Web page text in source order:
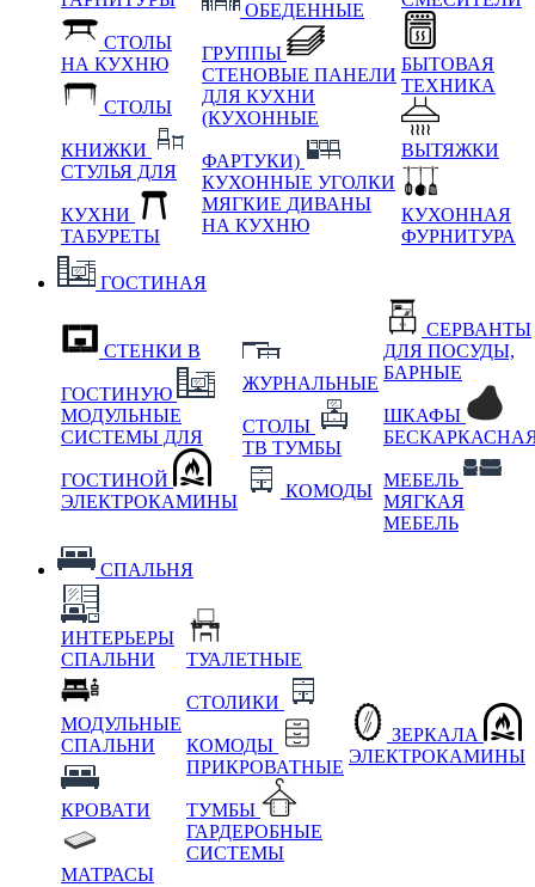
СТОЛЫ
НА КУХНЮ
СТОЛЫ
КНИЖКИ
СТУЛЬЯ ДЛЯ
КУХНИ
ТАБУРЕТЫ
ОБЕДЕННЫЕ
ГРУППЫ
СТЕНОВЫЕ ПАНЕЛИ
ДЛЯ КУХНИ
(КУХОННЫЕ
ФАРТУКИ)
КУХОННЫЕ УГОЛКИ
МЯГКИЕ ДИВАНЫ
НА КУХНЮ
БЫТОВАЯ
ТЕХНИКА
ВЫТЯЖКИ
КУХОННАЯ
ФУРНИТУРА
ГОСТИНАЯ
СТЕНКИ В
ГОСТИНУЮ
МОДУЛЬНЫЕ
СИСТЕМЫ ДЛЯ
ГОСТИНОЙ
ЭЛЕКТРОКАМИНЫ
ЖУРНАЛЬНЫЕ
СТОЛЫ
ТВ ТУМБЫ
КОМОДЫ
СЕРВАНТЫ
ДЛЯ ПОСУДЫ,
БАРНЫЕ
ШКАФЫ
МЕБЕЛЬ
МЯГКАЯ
МЕБЕЛЬ
СПАЛЬНЯ
ИНТЕРЬЕРЫ
СПАЛЬНИ
МОДУЛЬНЫЕ
СПАЛЬНИ
КРОВАТИ
МАТРАСЫ
ТУАЛЕТНЫЕ
СТОЛИКИ
КОМОДЫ
ПРИКРОВАТНЫЕ
ТУМБЫ
ГАРДЕРОБНЫЕ
СИСТЕМЫ
ЗЕРКАЛА
ЭЛЕКТРОКАМИНЫ